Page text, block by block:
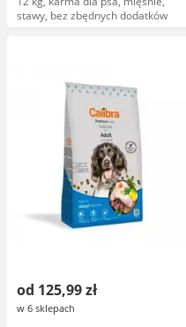
stawy, bez zbędnych dodatków
od 125,99 zł
w 6 sklepach